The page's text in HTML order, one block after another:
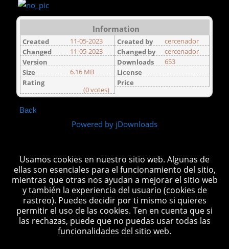
Information
Created
11-05-2023
Changed
11-05-2023
Version
Size
6.16 MB
Rating
(0 votes)
Created by
cercenador
Changed by
cercenador
Downloads
653
License
Price
Back
Powered by jDownloads
Está aquí:Inicio
Libros
Curso completo HTML
Libros
Curso completo de HTML
Usamos cookies en nuestro sitio web. Algunas de
ellas son esenciales para el funcionamiento del sitio,
mientras que otras nos ayudan a mejorar el sitio web
y también la experiencia del usuario (cookies de
rastreo). Puedes decidir por ti mismo si quieres
permitir el uso de las cookies. Ten en cuenta que si
las rechazas, puede que no puedas usar todas las
funcionalidades del sitio web.